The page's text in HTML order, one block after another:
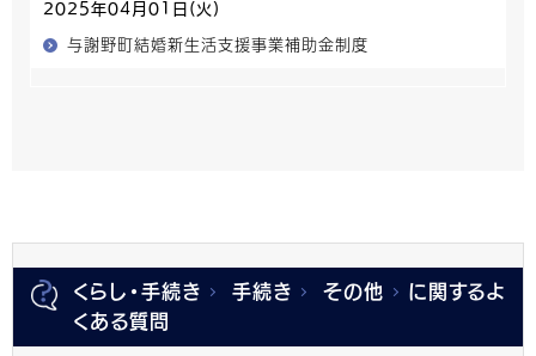
2025年04月01日(火)
与謝野町結婚新生活支援事業補助金制度
くらし・手続き 手続き その他
に関するよ
くある質問